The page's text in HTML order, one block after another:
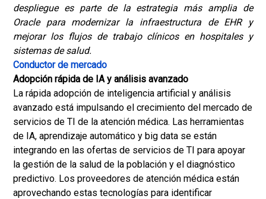
despliegue es parte de la estrategia más amplia de
Oracle para modernizar la infraestructura de EHR y
mejorar los flujos de trabajo clínicos en hospitales y
sistemas de salud.
Conductor de mercado
Adopción rápida de IA y análisis avanzado
La rápida adopción de inteligencia artificial y análisis
avanzado está impulsando el crecimiento del mercado de
servicios de TI de la atención médica. Las herramientas
de IA, aprendizaje automático y big data se están
integrando en las ofertas de servicios de TI para apoyar
la gestión de la salud de la población y el diagnóstico
predictivo. Los proveedores de atención médica están
aprovechando estas tecnologías para identificar